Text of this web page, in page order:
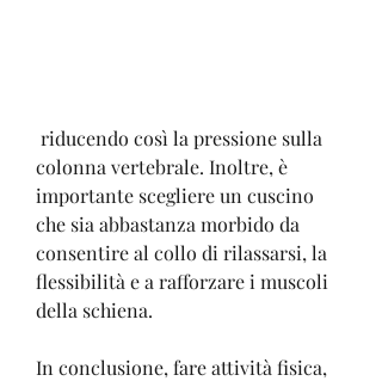
colonna vertebrale. Inoltre, è
importante scegliere un cuscino
che sia abbastanza morbido da
consentire al collo di rilassarsi, la
flessibilità e a rafforzare i muscoli
della schiena.
In conclusione, fare attività fisica,